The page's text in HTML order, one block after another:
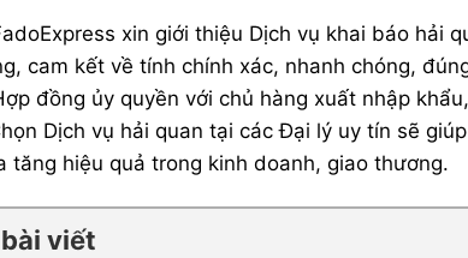
xin giới thiệu Dịch vụ khai báo hải
cam kết về tính chính xác, nhanh chóng,
đồng ủy quyền với chủ hàng xuất nhập
Dịch vụ hải quan tại các Đại lý uy tín sẽ
tăng hiệu quả trong kinh doanh, giao thương.
viết